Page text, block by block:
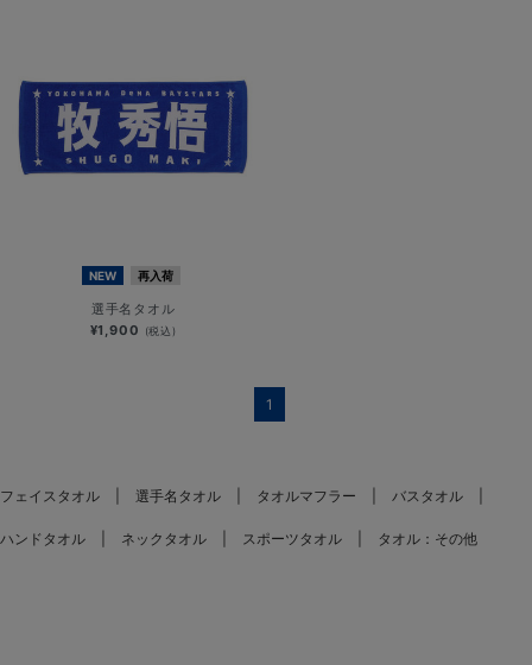
NEW 再入荷
選手名タオル
¥1,900 (税込)
1
フェイスタオル 選手名タオル タオルマフラー バスタオル
ハンドタオル ネックタオル スポーツタオル タオル：その他